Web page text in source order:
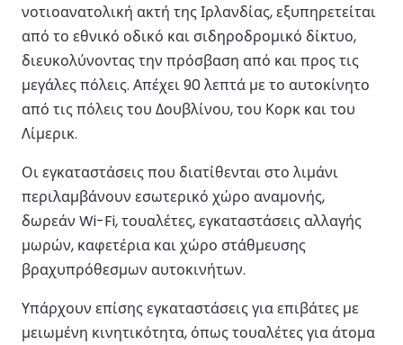
νοτιοανατολική ακτή της Ιρλανδίας, εξυπηρετείται
από το εθνικό οδικό και σιδηροδρομικό δίκτυο,
διευκολύνοντας την πρόσβαση από και προς τις
μεγάλες πόλεις. Απέχει 90 λεπτά με το αυτοκίνητο
από τις πόλεις του Δουβλίνου, του Κορκ και του
Λίμερικ.
Οι εγκαταστάσεις που διατίθενται στο λιμάνι
περιλαμβάνουν εσωτερικό χώρο αναμονής,
δωρεάν Wi-Fi, τουαλέτες, εγκαταστάσεις αλλαγής
μωρών, καφετέρια και χώρο στάθμευσης
βραχυπρόθεσμων αυτοκινήτων.
Υπάρχουν επίσης εγκαταστάσεις για επιβάτες με
μειωμένη κινητικότητα, όπως τουαλέτες για άτομα